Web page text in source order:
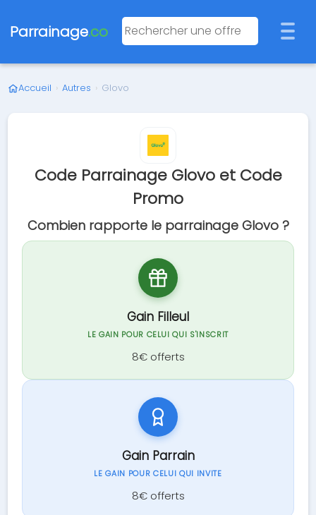
Parrainage.co
Accueil › Autres › Glovo
Code Parrainage Glovo et Code
Promo
Combien rapporte le parrainage Glovo ?
Gain Filleul
LE GAIN POUR CELUI QUI S'INSCRIT
8€ offerts
Gain Parrain
LE GAIN POUR CELUI QUI INVITE
8€ offerts